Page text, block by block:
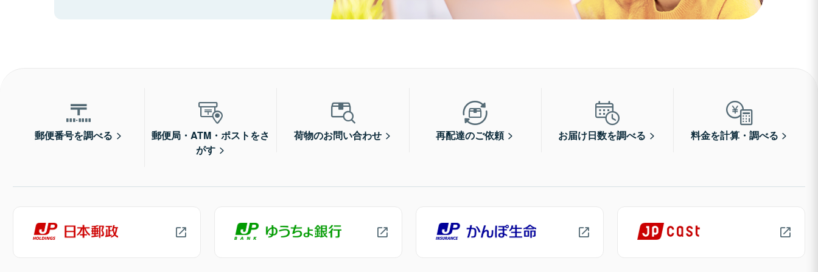
郵便番号を調べる
郵便局・ATM・ポストをさ
がす
荷物のお問い合わせ 再配達のご依頼 お届け日数を調べる 料金を計算・調べる